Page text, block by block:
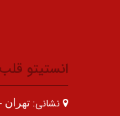
انستیتو
نشانی: